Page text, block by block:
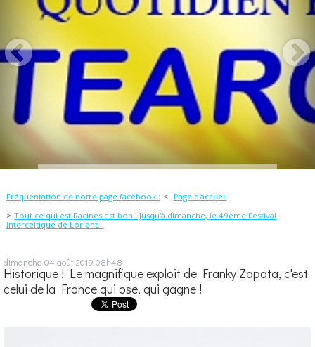
Fréquentation de notre page facebook :
Page d'accueil
Tout ce qui est Racines est bon ! Jusqu'à dimanche, le 49ème Festival
Interceltique de Lorient...
dimanche 04 août 2019 08h48
Historique ! Le magnifique exploit de Franky Zapata, c'est
celui de la France qui ose, qui gagne !